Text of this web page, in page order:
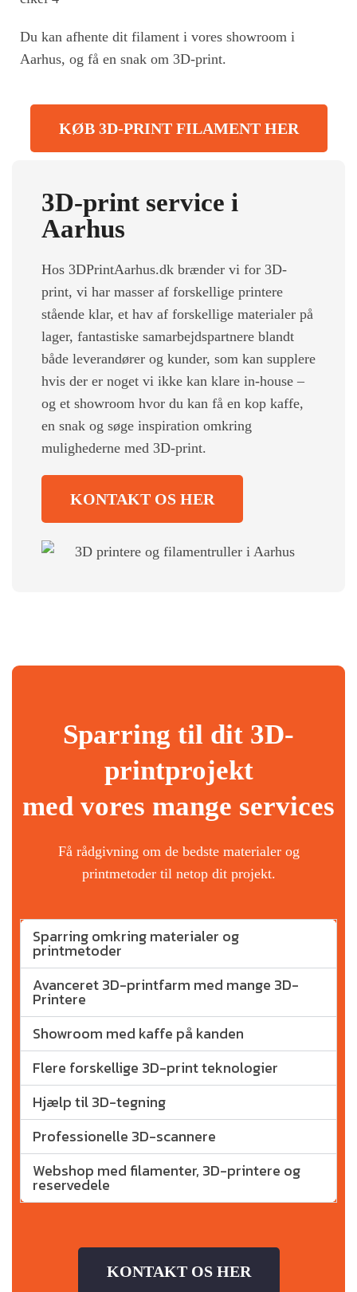
Du kan afhente dit filament i vores showroom i
Aarhus, og få en snak om 3D-print.
KØB 3D-PRINT FILAMENT HER
3D-print service i
Aarhus
Hos 3DPrintAarhus.dk brænder vi for 3D-
print, vi har masser af forskellige printere
stående klar, et hav af forskellige materialer på
lager, fantastiske samarbejdspartnere blandt
både leverandører og kunder, som kan supplere
hvis der er noget vi ikke kan klare in-house –
og et showroom hvor du kan få en kop kaffe,
en snak og søge inspiration omkring
mulighederne med 3D-print.
KONTAKT OS HER
Sparring til dit 3D-
printprojekt
med vores mange services
Få rådgivning om de bedste materialer og
printmetoder til netop dit projekt.
Sparring omkring materialer og
printmetoder
Avanceret 3D-printfarm med mange 3D-
Printere
Showroom med kaffe på kanden
Flere forskellige 3D-print teknologier
Hjælp til 3D-tegning
Professionelle 3D-scannere
Webshop med filamenter, 3D-printere og
reservedele
KONTAKT OS HER